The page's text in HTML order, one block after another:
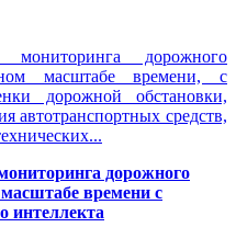
мониторинга дорожного
масштабе времени, с
дорожной обстановки,
автотранспортных средств,
дорожного
времени с
интеллекта